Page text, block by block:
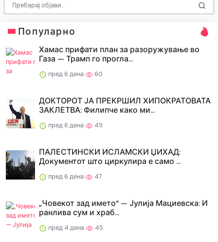
Популарно
Хамас прифати план за разоружување во
Газа — Трамп го прогла...
пред 6 дена 60
ДОКТОРОТ ЈА ПРЕКРШИЛ ХИПОКРАТОВАТА
ЗАКЛЕТВА: Филипче како ми...
пред 6 дена 49
ПАЛЕСТИНСКИ ИСЛАМСКИ ЏИХАД:
Документот што циркулира е само ...
пред 6 дена 47
„Човекот зад името“ — Јулија Мациевска: И
ранлива сум и храб...
пред 4 дена 45